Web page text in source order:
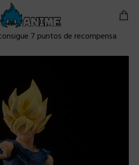
7 puntos de recompensa